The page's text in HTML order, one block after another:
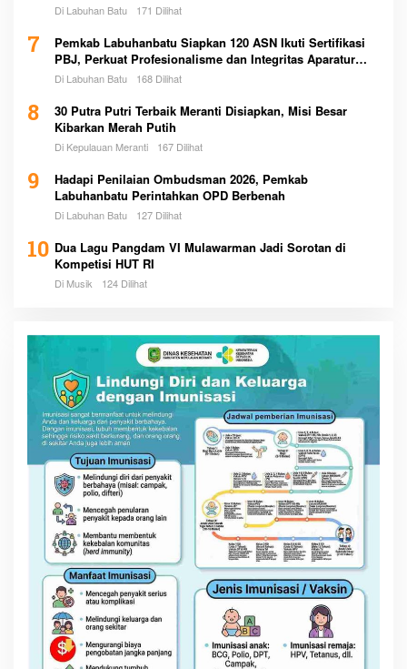
Di Labuhan Batu 171 Dilihat
7
Pemkab Labuhanbatu Siapkan 120 ASN Ikuti Sertifikasi
PBJ, Perkuat Profesionalisme dan Integritas Aparatur
Pemerintah
Di Labuhan Batu 168 Dilihat
8
30 Putra Putri Terbaik Meranti Disiapkan, Misi Besar
Kibarkan Merah Putih
Di Kepulauan Meranti 167 Dilihat
9
Hadapi Penilaian Ombudsman 2026, Pemkab
Labuhanbatu Perintahkan OPD Berbenah
Di Labuhan Batu 127 Dilihat
10 Dua Lagu Pangdam VI Mulawarman Jadi Sorotan di
Kompetisi HUT RI
Di Musik 124 Dilihat